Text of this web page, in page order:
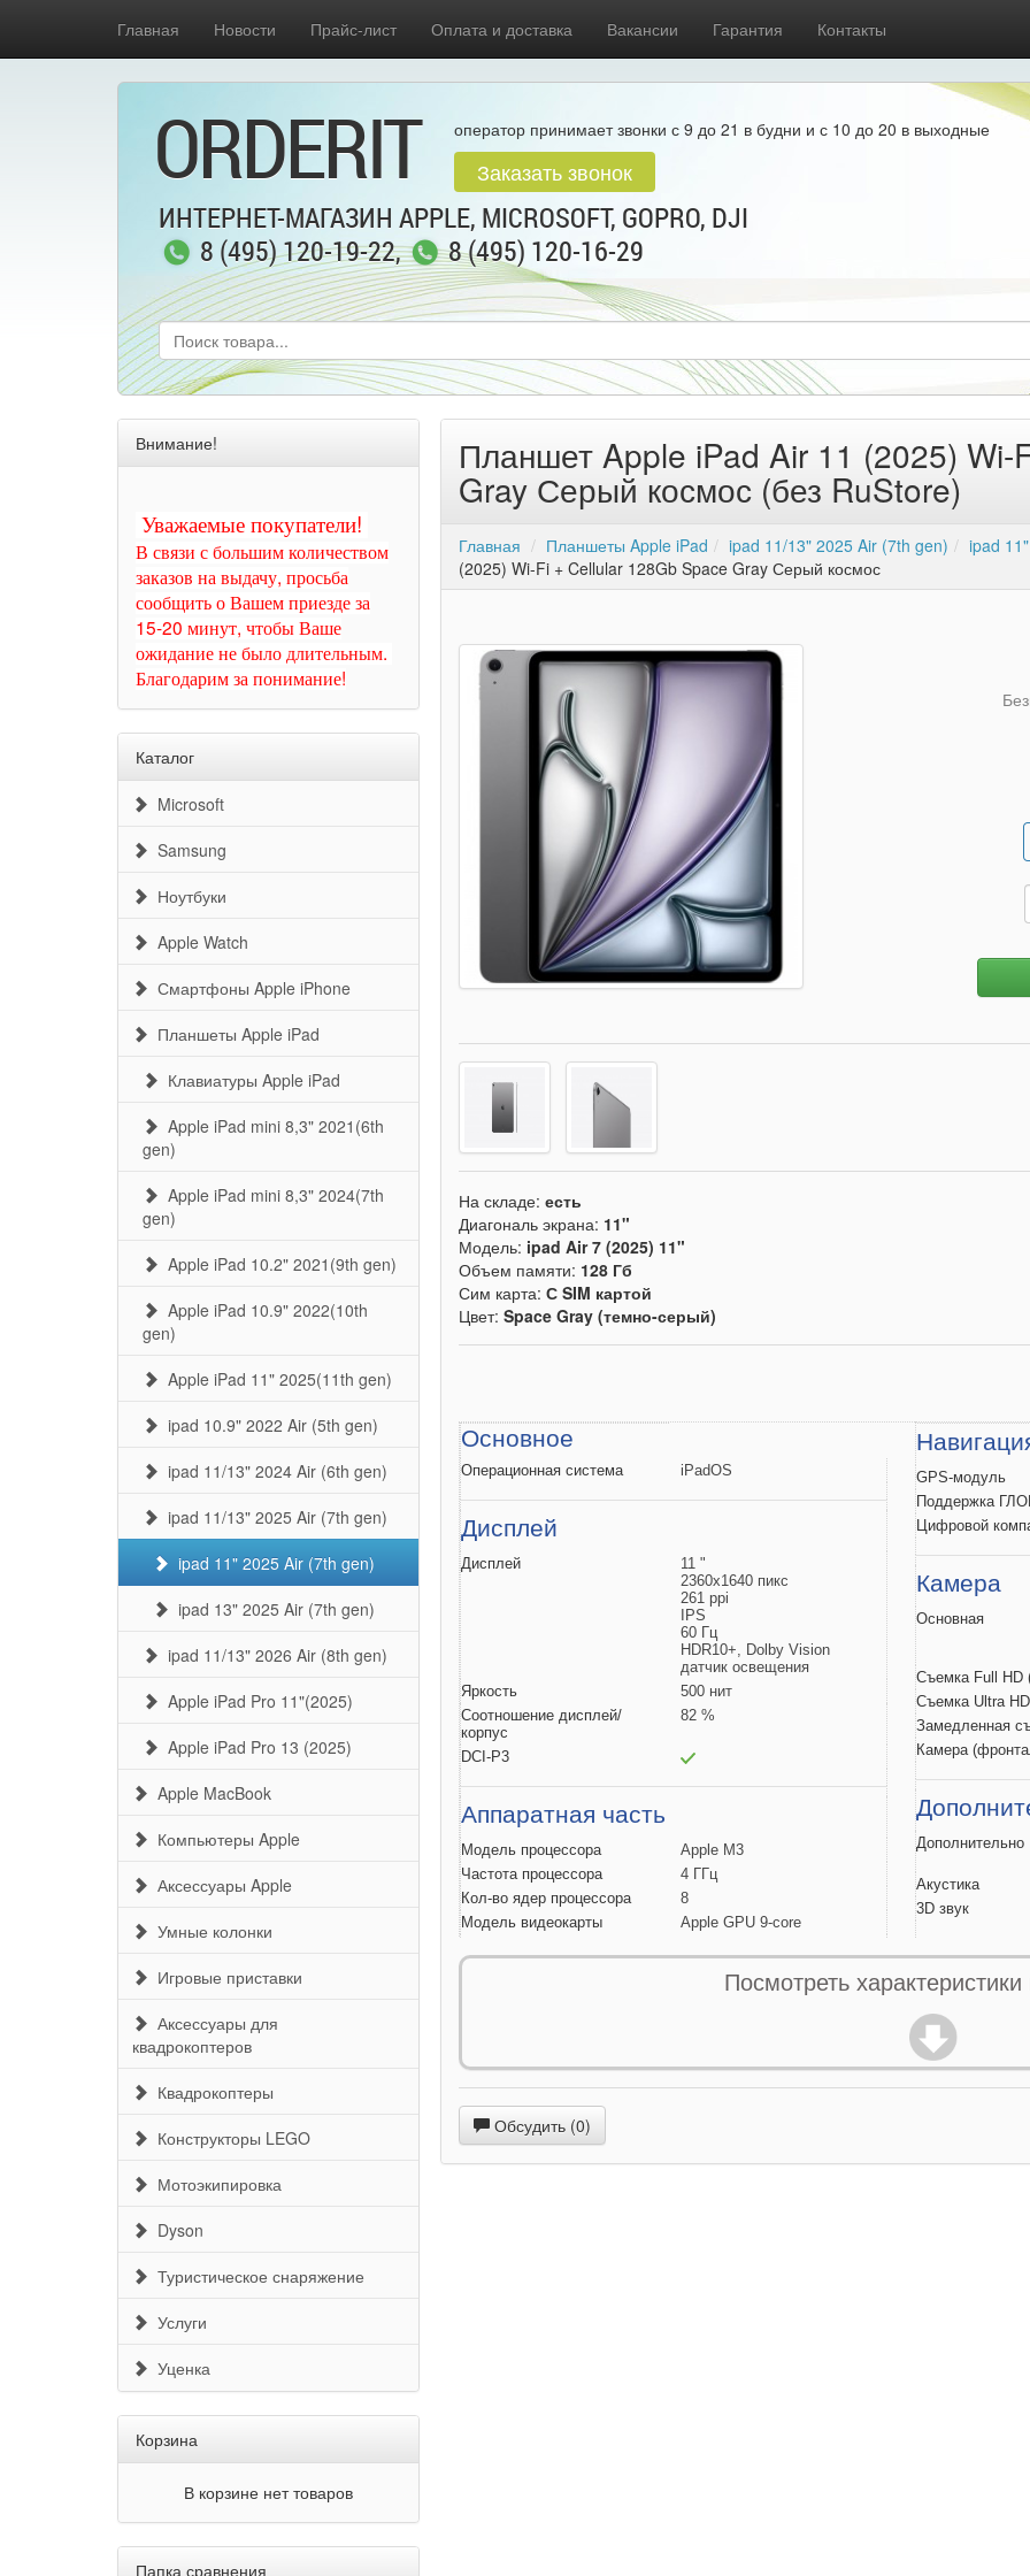
Главная Новости Прайс-лист Оплата и доставка Вакансии Гарантия Контакты
ORDERIT оператор принимает звонки с 9 до 21 в будни и с 10 до 20 в выходные
Заказать звонок
ИНТЕРНЕТ-МАГАЗИН APPLE, MICROSOFT, GOPRO, DJI
8 (495) 120-19-22, 8 (495) 120-16-29
Внимание!
Уважаемые покупатели!
В связи с большим количеством
заказов на выдачу, просьба
сообщить о Вашем приезде за
15-20 минут, чтобы Ваше
ожидание не было длительным.
Благодарим за понимание!
Каталог
Microsoft
Samsung
Ноутбуки
Apple Watch
Смартфоны Apple iPhone
Планшеты Apple iPad
Клавиатуры Apple iPad
Apple iPad mini 8,3" 2021(6th
gen)
Apple iPad mini 8,3" 2024(7th
gen)
Apple iPad 10.2" 2021(9th gen)
Apple iPad 10.9" 2022(10th
gen)
Apple iPad 11" 2025(11th gen)
ipad 10.9" 2022 Air (5th gen)
ipad 11/13" 2024 Air (6th gen)
ipad 11/13" 2025 Air (7th gen)
ipad 11" 2025 Air (7th gen)
ipad 13" 2025 Air (7th gen)
ipad 11/13" 2026 Air (8th gen)
Apple iPad Pro 11"(2025)
Apple iPad Pro 13 (2025)
Apple MacBook
Компьютеры Apple
Аксессуары Apple
Умные колонки
Игровые приставки
Аксессуары для
квадрокоптеров
Квадрокоптеры
Конструкторы LEGO
Мотоэкипировка
Dyson
Туристическое снаряжение
Услуги
Уценка
Корзина
В корзине нет товаров
Папка сравнения
Планшет Apple iPad Air 11 (2025) Wi-
Gray Серый космос (без RuStore)
Главная Планшеты Apple iPad ipad 11/13" 2025 Air (7th gen) ipad
(2025) Wi-Fi + Cellular 128Gb Space Gray Серый космос
На складе: есть
Диагональ экрана: 11"
Модель: ipad Air 7 (2025) 11"
Объем памяти: 128 Гб
Сим карта: С SIM картой
Цвет: Space Gray (темно-серый)
Основное
Операционная система iPadOS
Дисплей
Дисплей
11 "
2360х1640 пикс
261 ppi
IPS
60 Гц
HDR10+, Dolby Vision
датчик освещения
Яркость
500 нит
Соотношение дисплей/
корпус
82 %
DCI-P3
Аппаратная часть
Модель процессора
Apple M3
Частота процессора
4 ГГц
Кол-во ядер процессора
8
Модель видеокарты
Apple GPU 9-core
128 ГБ
SIM-карта
e-SIM
Стандартсвязи
Wi-Fi
Bluetooth
v 5.3
GPS-модуль
Поддержка
Цифровой
Камера
Основная
Съемка Full HD
Съемка Ultra HD
Замедленная
Камера
Дополнительно
Акустика
3D звук
Источник
Быстрая
Мощность
Посмотреть
Обсудить (0)